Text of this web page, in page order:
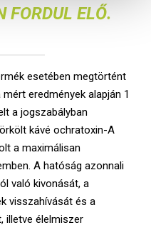
FORDUL ELŐ.
esetében megtörtént
eredmények alapján 1
a jogszabályban
kávé ochratoxin-A
a maximálisan
A hatóság azonnali
való kivonását, a
visszahívását és a
illetve élelmiszer